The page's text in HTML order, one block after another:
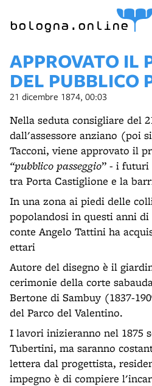
bologna.online
APPROVATO IL
DEL PUBBLICO
21 dicembre 1874, 00:03
Nella seduta consigliare del
dall'assessore anziano (poi
Tacconi, viene approvato il
“pubblico passeggio” - i futuri
tra Porta Castiglione e la
In una zona ai piedi delle
popolandosi in questi anni
conte Angelo Tattini ha
ettari
Autore del disegno è il
cerimonie della corte
Bertone di Sambuy (1837-
del Parco del Valentino.
I lavori inizieranno nel 1875
Tubertini, ma saranno
lettera dal progettista,
impegno è di compiere